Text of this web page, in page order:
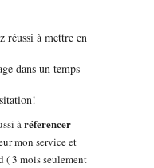
àréferencer
mon service et
( 3 mois seulement